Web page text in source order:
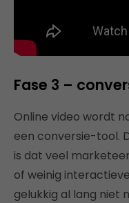
Fase 3 –
Online video wordt
een conversie-tool.
is dat veel
of weinig
gelukkig al lang niet